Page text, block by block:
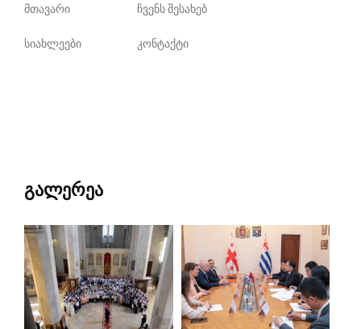
მთავარი ჩვენს შესახებ
სიახლეები კონტაქტი
გალერეა